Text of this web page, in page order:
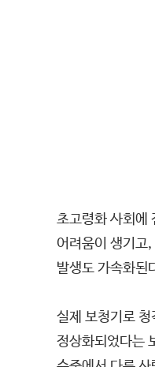
초고령화 사회에
어려움이 생기고
발생도 가속화된
실제 보청기로
정상화되었다는